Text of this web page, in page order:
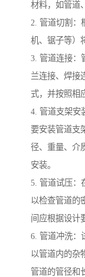
材料，如管道
2. 管道切割：
机、锯子等）
3. 管道连接：
兰连接、焊接
式，并按照相
4. 管道支架安
要安装管道支
径、重量、介
安装。
5. 管道试压：
以检查管道的
间应根据设计
6. 管道冲洗：
以管道内的杂
管道的管径和